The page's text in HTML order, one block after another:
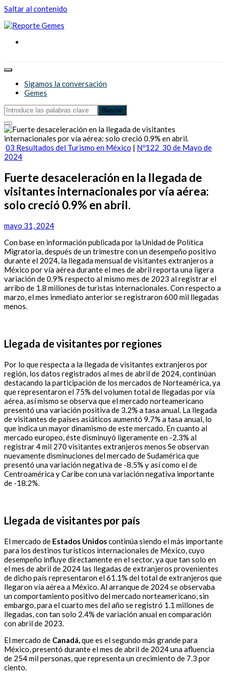
Saltar al contenido
Reporte Gemes
Sigamos la conversación
Gemes
03 Resultados del Turismo en México | Nº122_30 de Mayo de
2024
Fuerte desaceleración en la llegada de
visitantes internacionales por vía aérea:
solo creció 0.9% en abril.
mayo 31, 2024
Con base en información publicada por la Unidad de Política
Migratoria, después de un trimestre con un desempeño positivo
durante el 2024, la llegada mensual de visitantes extranjeros a
México por vía aérea durante el mes de abril reporta una ligera
variación de 0.9% respecto al mismo mes de 2023 al registrar el
arribo de 1.8 millones de turistas internacionales. Con respecto a
marzo, el mes inmediato anterior se registraron 600 mil llegadas
menos.
Llegada de visitantes por regiones
Por lo que respecta a la llegada de visitantes extranjeros por
región, los datos registrados al mes de abril de 2024, continúan
destacando la participación de los mercados de Norteamérica, ya
que representaron el 75% del volumen total de llegadas por vía
aérea, así mismo se observa que el mercado norteamericano
presentó una variación positiva de 3.2% a tasa anual. La llegada
de visitantes de países asiáticos aumentó 9.7% a tasa anual, lo
que indica un mayor dinamismo de este mercado. En cuanto al
mercado europeo, éste disminuyó ligeramente en -2.3% al
registrar 4 mil 270 visitantes extranjeros menos Se observan
nuevamente disminuciones del mercado de Sudamérica que
presentó una variación negativa de -8.5% y así como el de
Centroamérica y Caribe con una variación negativa importante
de -18.2%.
Llegada de visitantes por país
El mercado de Estados Unidoscontinúa siendo el más importante
para los destinos turísticos internacionales de México, cuyo
desempeño influye directamente en el sector, ya que tan solo en
el mes de abril de 2024 las llegadas de extranjeros provenientes
de dicho país representaron el 61.1% del total de extranjeros que
llegaron vía aérea a México. Al arranque de 2024 se observaba
un comportamiento positivo del mercado norteamericano, sin
embargo, para el cuarto mes del año se registró 1.1 millones de
llegadas, con tan solo 2.4% de variación anual en comparación
con abril de 2023.
El mercado de Canadá,que es el segundo más grande para
México, presentó durante el mes de abril de 2024 una afluencia
de 254 mil personas, que representa un crecimiento de 7.3 por
ciento.